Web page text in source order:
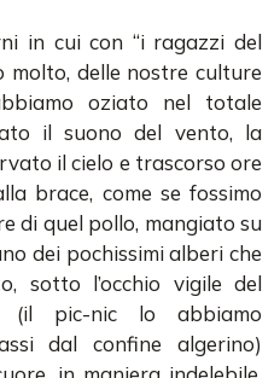
in cui con “i ragazzi del
molto, delle nostre culture
oziato nel totale
il suono del vento, la
il cielo e trascorso ore
brace, come se fossimo
di quel pollo, mangiato su
dei pochissimi alberi che
sotto l’occhio vigile del
(il pic-nic lo abbiamo
dal confine algerino)